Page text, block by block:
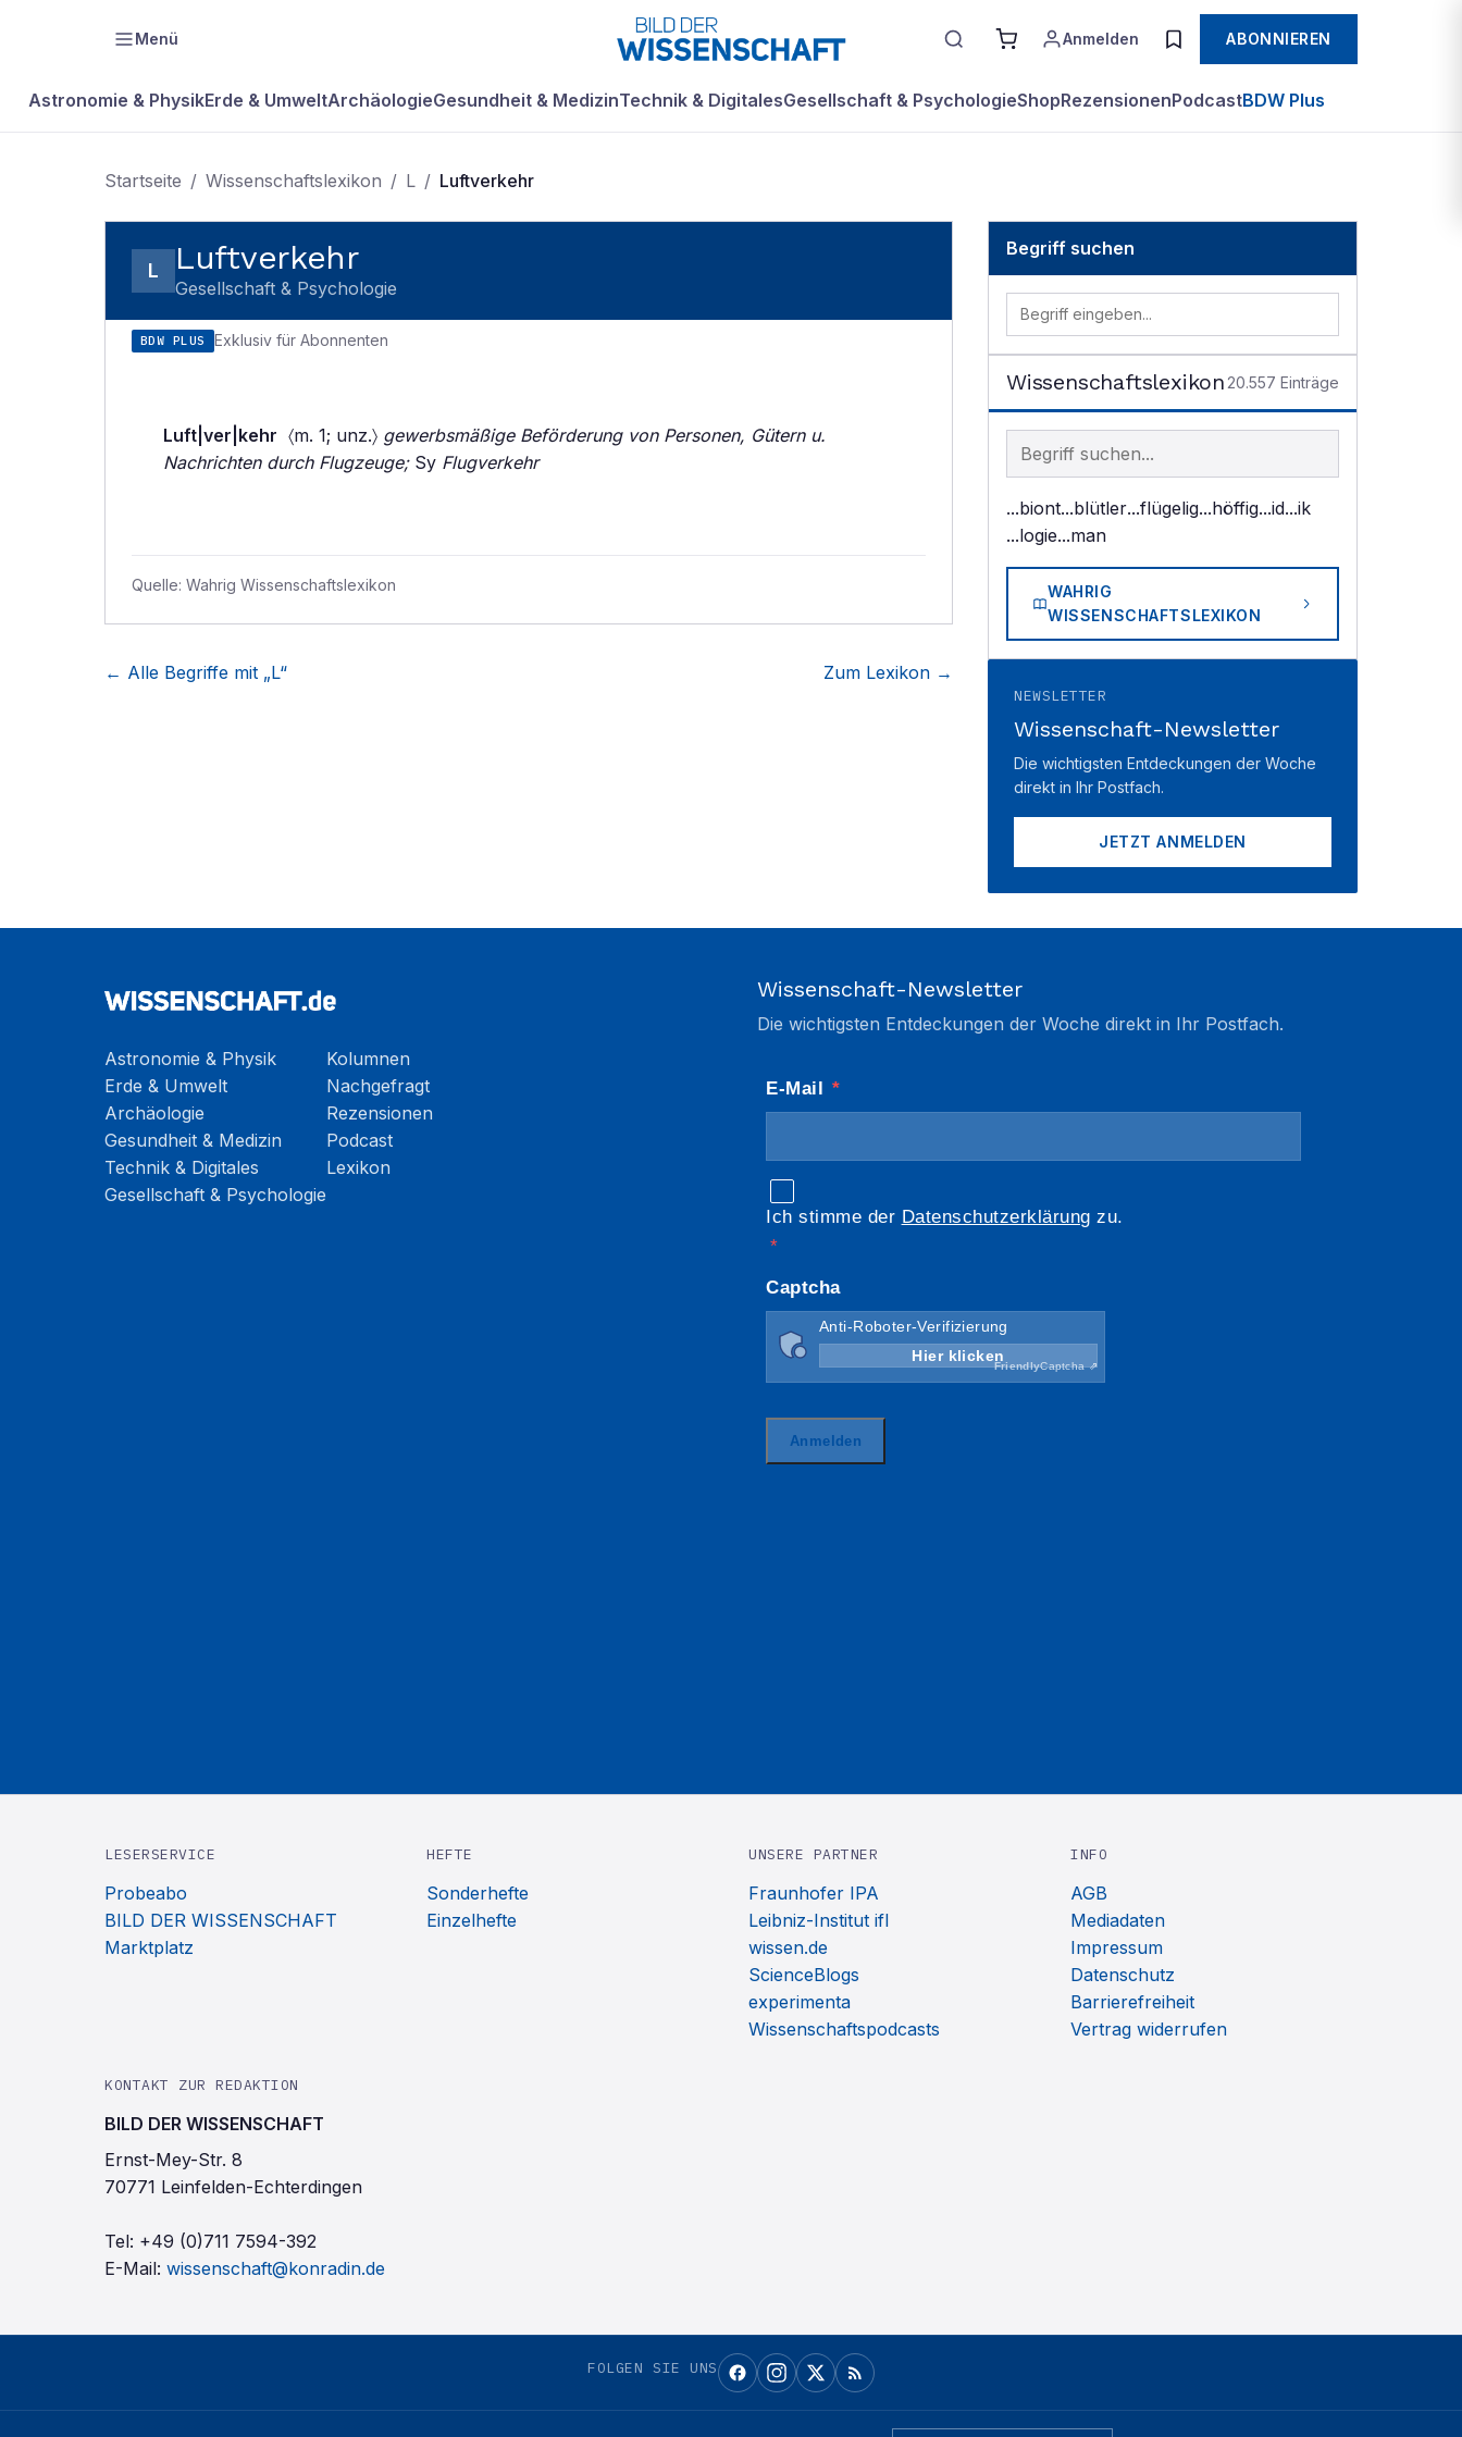
Menü Anmelden ABONNIEREN
Astronomie & PhysikErde & UmweltArchäologieGesundheit & MedizinTechnik & DigitalesGesellschaft & PsychologieShopRezensionenPodcastBDW Plus
Startseite / Wissenschaftslexikon / L / Luftverkehr
L Luftverkehr
Gesellschaft & Psychologie
BDW PLUS Exklusiv für Abonnenten
Luft|ver|kehr 〈m. 1; unz.〉 gewerbsmäßige Beförderung von Personen, Gütern u.
Nachrichten durch Flugzeuge;Sy Flugverkehr
Quelle: Wahrig Wissenschaftslexikon
← Alle Begriffe mit „L“ Zum Lexikon →
Begriff suchen
Wissenschaftslexikon 20.557 Einträge
Begriff im Lexikon suchen
...biont...blütler...flügelig...höffig...id...ik
...logie...man
WAHRIG
WISSENSCHAFTSLEXIKON
NEWSLETTER
Wissenschaft-Newsletter
Die wichtigsten Entdeckungen der Woche
direkt in Ihr Postfach.
JETZT ANMELDEN
Astronomie & Physik
Erde & Umwelt
Archäologie
Gesundheit & Medizin
Technik & Digitales
Gesellschaft & Psychologie
Kolumnen
Nachgefragt
Rezensionen
Podcast
Lexikon
Wissenschaft-Newsletter
Die wichtigsten Entdeckungen der Woche direkt in Ihr Postfach.
LESERSERVICE
Probeabo
BILD DER WISSENSCHAFT
Marktplatz
HEFTE
Sonderhefte
Einzelhefte
UNSERE PARTNER
Fraunhofer IPA
Leibniz-Institut ifl
wissen.de
ScienceBlogs
experimenta
Wissenschaftspodcasts
INFO
AGB
Mediadaten
Impressum
Datenschutz
Barrierefreiheit
Vertrag widerrufen
KONTAKT ZUR REDAKTION
BILD DER WISSENSCHAFT
Ernst-Mey-Str. 8
70771 Leinfelden-Echterdingen
Tel: +49 (0)711 7594-392
E-Mail: wissenschaft@konradin.de
FOLGEN SIE UNS